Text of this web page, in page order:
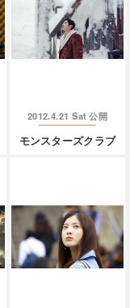
2012.4.21 Sat 公開
モンスターズクラブ